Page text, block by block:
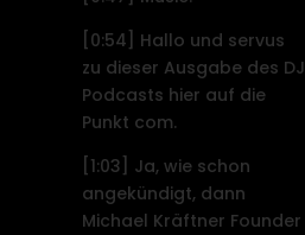
[0:54]
Hallo und servus
zu dieser Ausgabe des DJ
Podcasts hier auf die
Punkt com.
[1:03]
Ja, wie schon
angekündigt, dann
Michael Kräftner Founder